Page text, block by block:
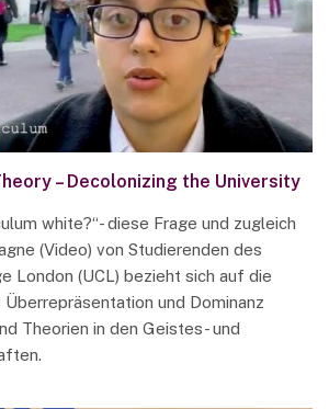
– Decolonizing the University
white?“- diese Frage und zugleich
(Video) von Studierenden des
London (UCL) bezieht sich auf die
und Dominanz
Theorien in den Geistes- und